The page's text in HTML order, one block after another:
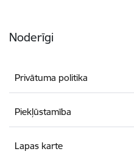
Noderīgi
Privātuma politika
Piekļūstamība
Lapas karte